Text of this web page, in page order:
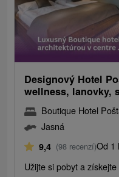
Designový Hotel
wellness, lanovky,
Boutique Hotel
Jasná
9,4 (98 recenzí)Od 1
Užijte si pobyt a